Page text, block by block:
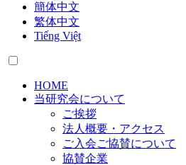
簡体中文
繁体中文
Tiếng Việt
HOME
当研究会について
ご挨拶
法人概要・アクセス
ご入会ご協賛について
協賛企業